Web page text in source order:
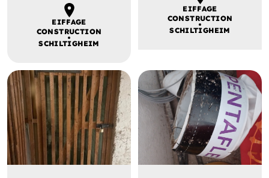
EIFFAGE
CONSTRUCTION
SCHILTIGHEIM
EIFFAGE
CONSTRUCTION
SCHILTIGHEIM